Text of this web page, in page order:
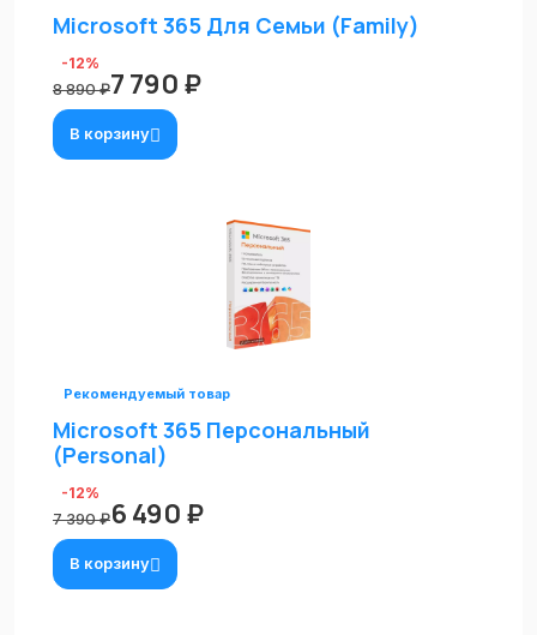
Microsoft 365 Для Семьи (Family)
-12%
8 890 ₽7 790 ₽
В корзину
Рекомендуемый товар
Microsoft 365 Персональный
(Personal)
-12%
7 390 ₽6 490 ₽
В корзину